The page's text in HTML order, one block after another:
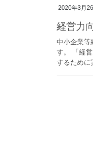
2020年3月
経営力
中小企業等
す。 「経
するため